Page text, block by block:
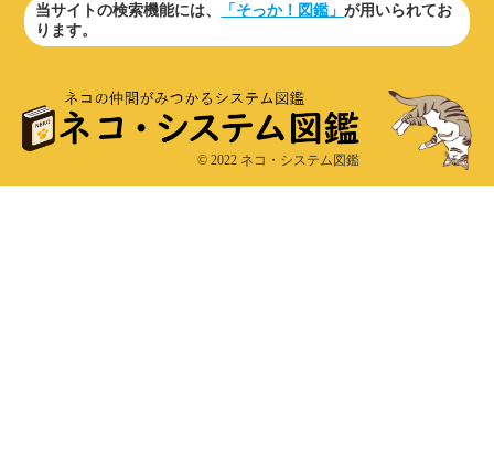
当サイトの検索機能には、 「そっか！図鑑」が用いられてお
ります。
© 2022 ネコ・システム図鑑